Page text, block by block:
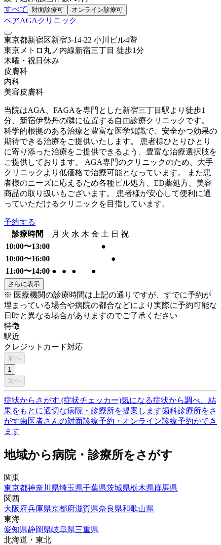
すべて
対面診療可 オンライン診療可
ベアAGAクリニック
東京都新宿区新宿3-14-22 小川ビル4階
東京メトロ丸ノ内線新宿三丁目 徒歩1分
木曜・祝日 休み
皮膚科
内科
美容皮膚科
当院はAGA、FAGAを専門とした新宿三丁目駅より徒歩1
分、新宿伊勢丹の隣に位置する自由診療クリニックです。
科学的根拠のある治療と豊富な医学知識で、安全かつ効果の
期待できる治療をご提供いたします。 患者様ひとりひとり
に寄り添った治療をご提供できるよう、豊富な治療選択肢を
ご提供しております。 AGA専⾨のクリニックのため、⼤⼿
クリニックより低価格で治療可能となっています。 また患
者様のニーズに応えるため各種ピル処方、ED薬処方、美容
商品の取り扱いもございます。 患者様が安心して便利に通
っていただけるクリニックを目指しています。
予約する
診療時間
月 火 水 木 金 土 日 祝
10:00〜13:00
●
10:00〜16:00
●
11:00〜14:00 ● ● ● ●
さらに表示
※ 医療機関の診療時間は上記の通りですが、すでに予約が
埋まっている場合や病院の都合などにより実際に予約可能な
日時と異なる場合がありますのでご了承ください
特徴
駅近
クレジットカード対応
前へ
1
次へ
症状からさがす (症状チェッカー)気になる症状から調べ、結
果をもとに適切な病院・診療所を提案します歯科診療所をさ
がす歯医者さんの対面診療予約・オンライン診療予約ができ
ます
地域から病院・診療所をさがす
関東
東京都神奈川県埼玉県千葉県茨城県栃木県群馬県
関西
大阪府兵庫県京都府滋賀県奈良県和歌山県
東海
愛知県静岡県岐阜県三重県
北海道・東北